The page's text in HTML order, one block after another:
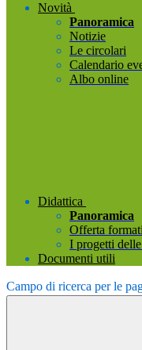
Novità
Panoramica
Notizie
Le circolari
Calendario
Albo online
Didattica
Panoramica
Offerta
I progetti
Documenti utili
Campo di ricerca per le